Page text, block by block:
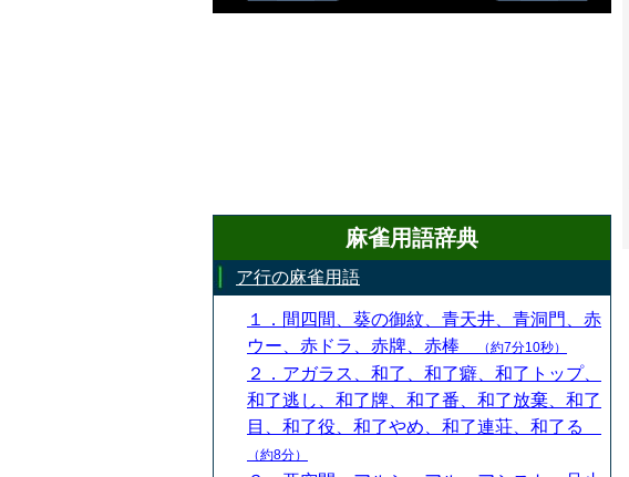
麻雀用語辞典
ア行の麻雀用語
１．間四間、葵の御紋、青天井、青洞門、赤
ウー、赤ドラ、赤牌、赤棒
（約7分10秒）
２．アガラス、和了、和了癖、和了トップ、
和了逃し、和了牌、和了番、和了放棄、和了
目、和了役、和了やめ、和了連荘、和了る
（約8分）